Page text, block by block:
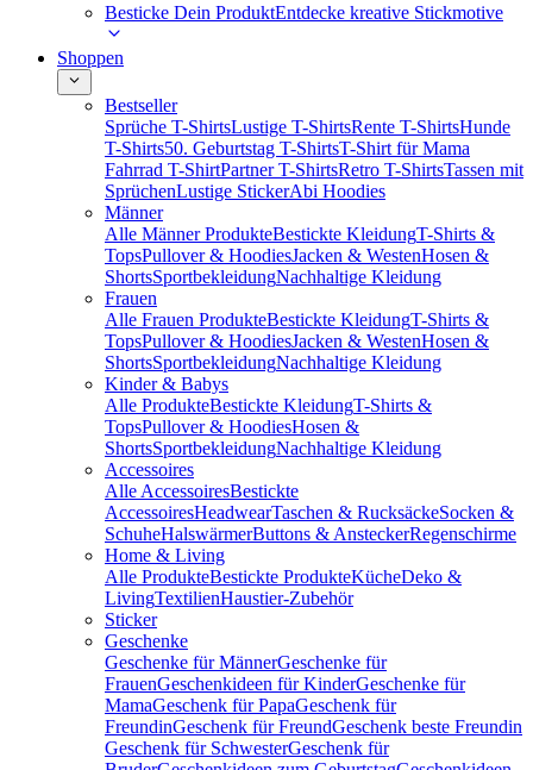
Besticke Dein ProduktEntdecke kreative Stickmotive
Shoppen
Bestseller
Sprüche T-ShirtsLustige T-ShirtsRente T-ShirtsHunde
T-Shirts50. Geburtstag T-ShirtsT-Shirt für Mama
Fahrrad T-ShirtPartner T-ShirtsRetro T-ShirtsTassen mit
SprüchenLustige StickerAbi Hoodies
Männer
Alle Männer ProdukteBestickte KleidungT-Shirts &
TopsPullover & HoodiesJacken & WestenHosen &
ShortsSportbekleidungNachhaltige Kleidung
Frauen
Alle Frauen ProdukteBestickte KleidungT-Shirts &
TopsPullover & HoodiesJacken & WestenHosen &
ShortsSportbekleidungNachhaltige Kleidung
Kinder & Babys
Alle ProdukteBestickte KleidungT-Shirts &
TopsPullover & HoodiesHosen &
ShortsSportbekleidungNachhaltige Kleidung
Accessoires
Alle AccessoiresBestickte
AccessoiresHeadwearTaschen & RucksäckeSocken &
SchuheHalswärmerButtons & AnsteckerRegenschirme
Home & Living
Alle ProdukteBestickte ProdukteKücheDeko &
LivingTextilienHaustier-Zubehör
Sticker
Geschenke
Geschenke für MännerGeschenke für
FrauenGeschenkideen für KinderGeschenke für
MamaGeschenk für PapaGeschenk für
FreundinGeschenk für FreundGeschenk beste Freundin
Geschenk für SchwesterGeschenk für